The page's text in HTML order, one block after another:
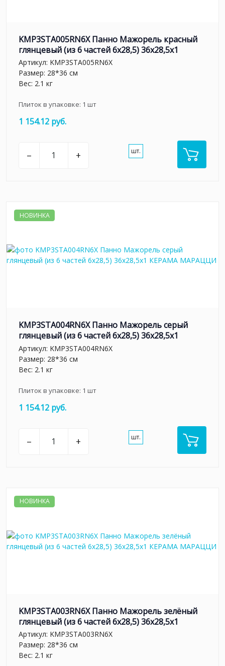
KMP3STA005RN6X Панно Мажорель красный
глянцевый (из 6 частей 6х28,5) 36x28,5x1
Артикул: KMP3STA005RN6X
Размер: 28*36 см
Вес: 2.1 кг
Плиток в упаковке: 1 шт
1 154.12 руб.
– + шт.
НОВИНКА
KMP3STA004RN6X Панно Мажорель серый
глянцевый (из 6 частей 6х28,5) 36x28,5x1
Артикул: KMP3STA004RN6X
Размер: 28*36 см
Вес: 2.1 кг
Плиток в упаковке: 1 шт
1 154.12 руб.
– + шт.
НОВИНКА
KMP3STA003RN6X Панно Мажорель зелёный
глянцевый (из 6 частей 6х28,5) 36x28,5x1
Артикул: KMP3STA003RN6X
Размер: 28*36 см
Вес: 2.1 кг